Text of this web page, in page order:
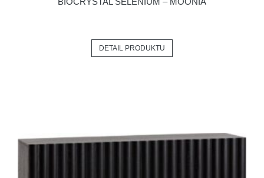
DETAIL PRODUKTU